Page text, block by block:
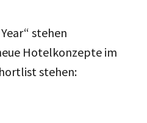
stehen
Hotelkonzepte im
stehen: